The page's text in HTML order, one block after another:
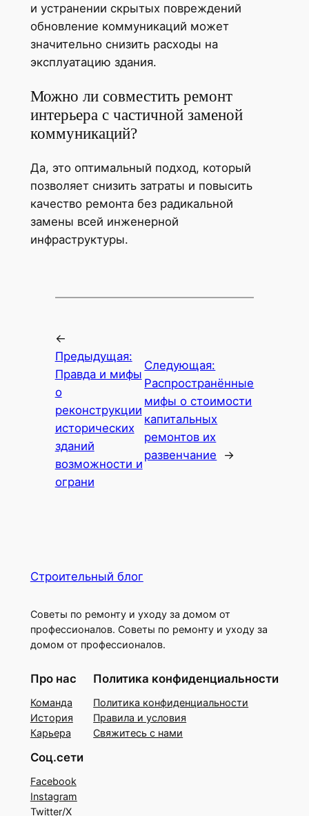
и устранении скрытых повреждений
обновление коммуникаций может
значительно снизить расходы на
эксплуатацию здания.
Можно ли совместить ремонт
интерьера с частичной заменой
коммуникаций?
Да, это оптимальный подход, который
позволяет снизить затраты и повысить
качество ремонта без радикальной
замены всей инженерной
инфраструктуры.
←
Предыдущая:
Правда и мифы
о
реконструкции
исторических
зданий
возможности и
ограни
Следующая:
Распространённые
мифы о стоимости
капитальных
ремонтов их
развенчание
→
Строительный блог
Советы по ремонту и уходу за домом от
профессионалов. Советы по ремонту и уходу за
домом от профессионалов.
Про нас
Команда
История
Карьера
Политика конфиденциальности
Политика конфиденциальности
Правила и условия
Свяжитесь с нами
Соц.сети
Facebook
Instagram
Twitter/X